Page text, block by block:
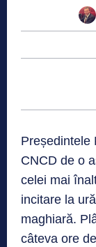
Președintele
CNCD de o
celei mai
incitare la
maghiară.
câteva ore